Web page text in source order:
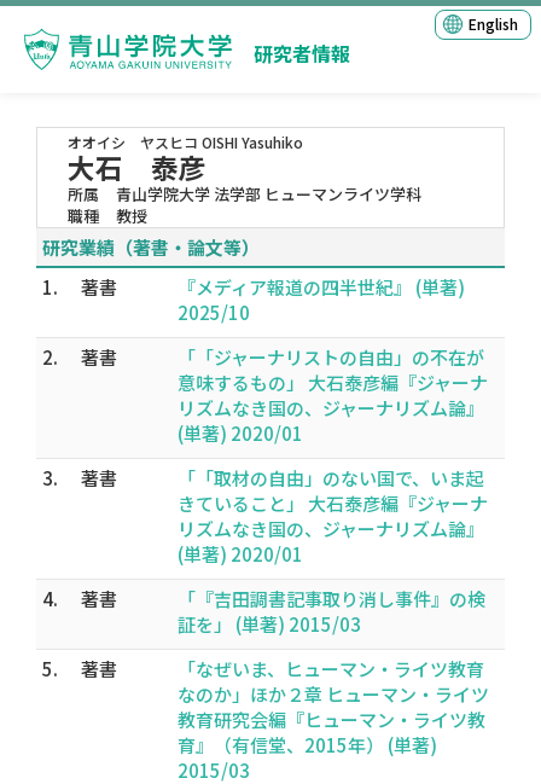
研究者情報
English
オオイシ ヤスヒコ OISHI Yasuhiko
大石 泰彦
所属
青山学院大学 法学部 ヒューマンライツ学科
職種
教授
研究業績（著書・論文等）
1.
著書
『メディア報道の四半世紀』 (単著)
2025/10
2.
著書
「「ジャーナリストの自由」の不在が
意味するもの」 大石泰彦編『ジャーナ
リズムなき国の、ジャーナリズム論』
(単著) 2020/01
3.
著書
「「取材の自由」のない国で、いま起
きていること」 大石泰彦編『ジャーナ
リズムなき国の、ジャーナリズム論』
(単著) 2020/01
4.
著書
「『吉田調書記事取り消し事件』の検
証を」 (単著) 2015/03
5.
著書
「なぜいま、ヒューマン・ライツ教育
なのか」ほか２章 ヒューマン・ライツ
教育研究会編『ヒューマン・ライツ教
育』（有信堂、2015年） (単著)
2015/03